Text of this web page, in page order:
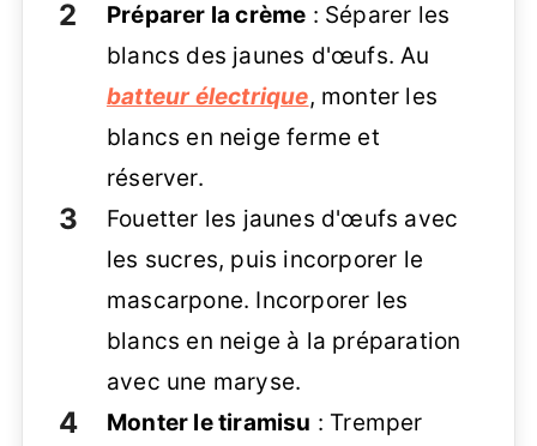
Préparer la crème : Séparer les
blancs des jaunes d'œufs. Au
batteur électrique, monter les
blancs en neige ferme et
réserver.
Fouetter les jaunes d'œufs avec
les sucres, puis incorporer le
mascarpone. Incorporer les
blancs en neige à la préparation
avec une maryse.
Monter le tiramisu : Tremper